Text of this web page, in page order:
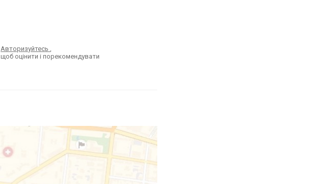
Авторизуйтесь,
щоб оцінити і порекомендувати